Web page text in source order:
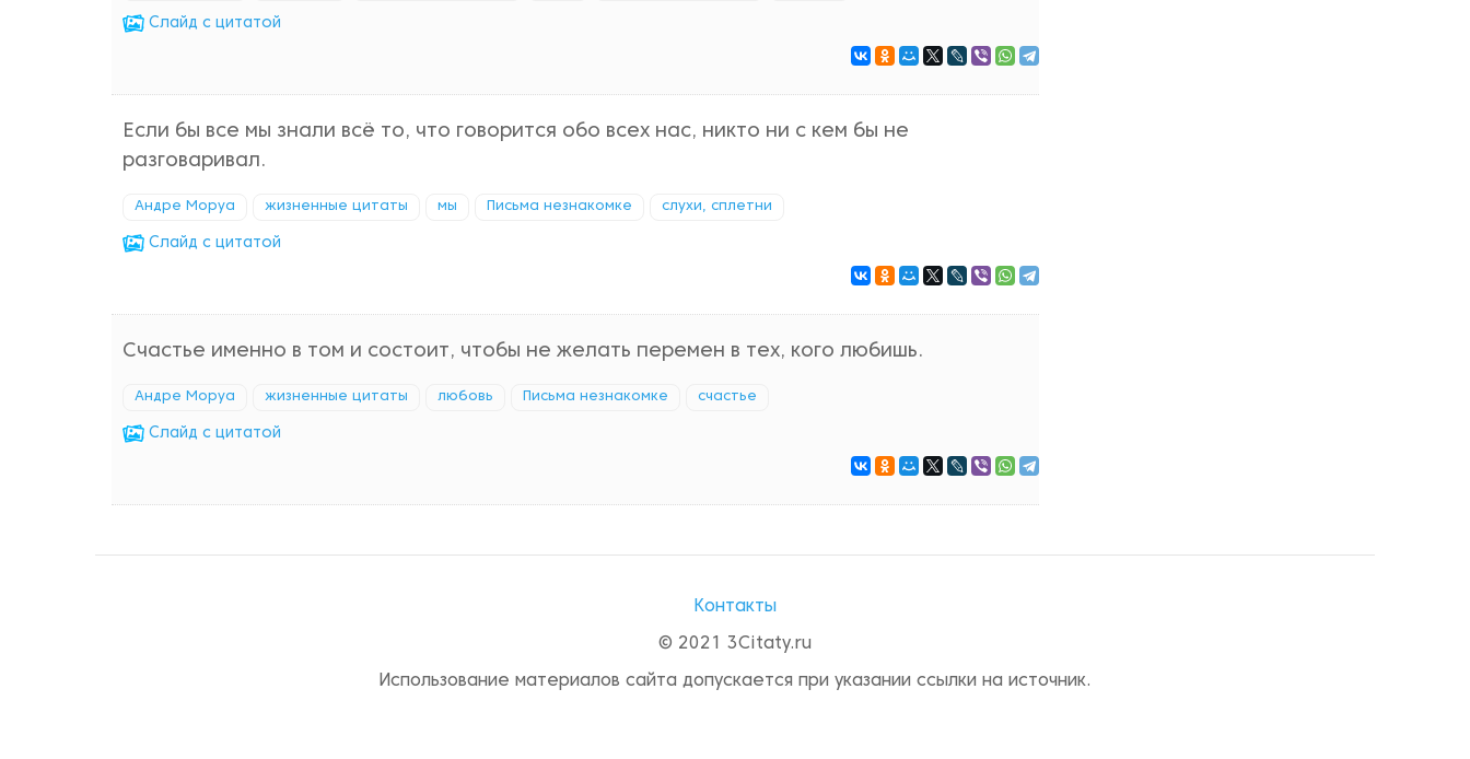
Cлайд с цитатой
Если бы все мы знали всё то, что говорится обо всех нас, никто ни с кем бы не
разговаривал.
Андре Моруа жизненные цитаты мы Письма незнакомке слухи, сплетни
Cлайд с цитатой
Счастье именно в том и состоит, чтобы не желать перемен в тех, кого любишь.
Андре Моруа жизненные цитаты любовь Письма незнакомке счастье
Cлайд с цитатой
Контакты
© 2021 3Citaty.ru
Использование материалов сайта допускается при указании ссылки на источник.